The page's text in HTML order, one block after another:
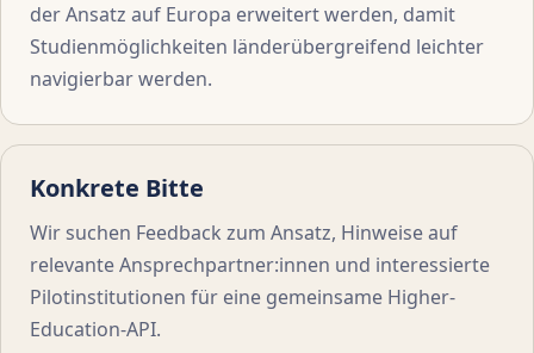
der Ansatz auf Europa erweitert werden, damit
Studienmöglichkeiten länderübergreifend leichter
navigierbar werden.
Konkrete Bitte
Wir suchen Feedback zum Ansatz, Hinweise auf
relevante Ansprechpartner:innen und interessierte
Pilotinstitutionen für eine gemeinsame Higher-
Education-API.